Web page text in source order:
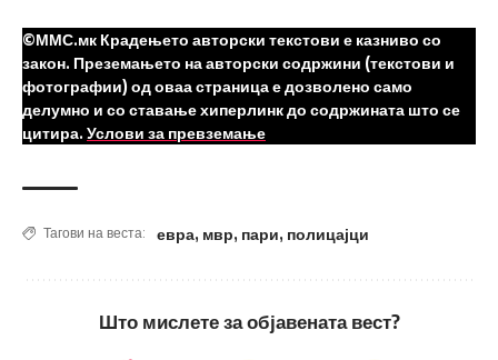
©ММС.мк Крадењето авторски текстови е казниво со
закон. Преземањето на авторски содржини (текстови и
фотографии) од оваа страница е дозволено само
делумно и со ставање хиперлинк до содржината што се
цитира. Услови за превземање
Тагови на веста: евра, мвр, пари, полицајци
Што мислете за објавената вест?